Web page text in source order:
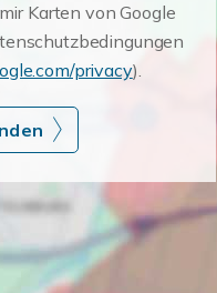
Karten von Google
privacy).